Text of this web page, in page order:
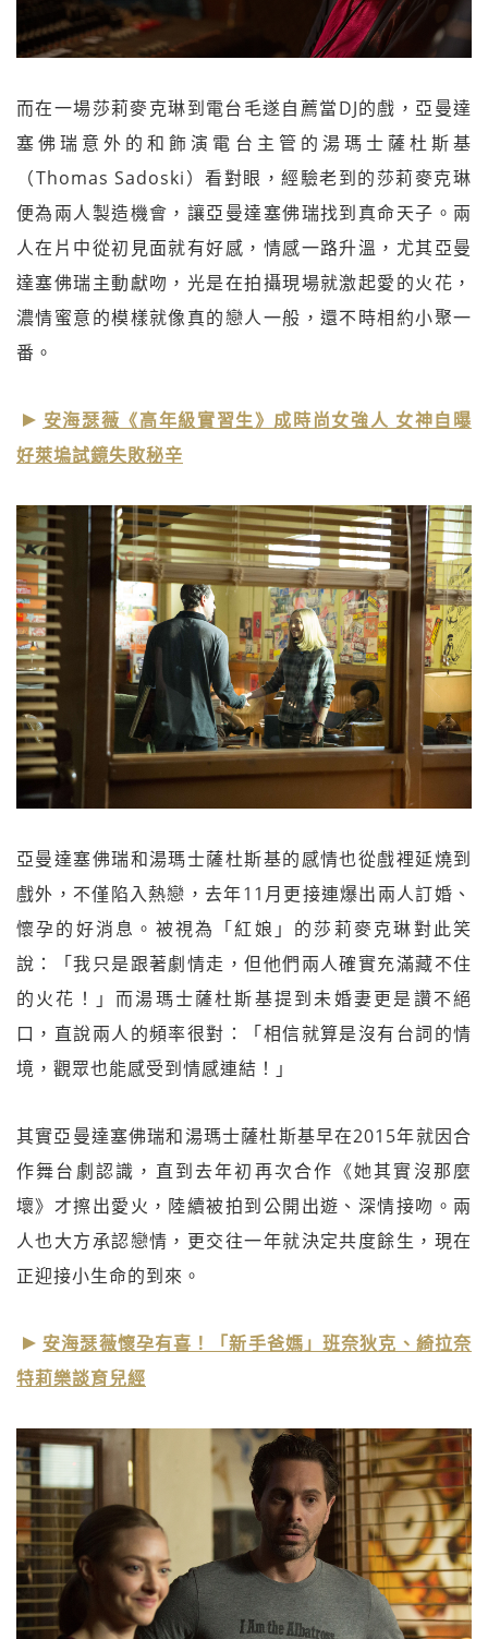
而在一場莎莉麥克琳到電台毛遂自薦當DJ的戲，亞曼達
塞佛瑞意外的和飾演電台主管的湯瑪士薩杜斯基
（Thomas Sadoski）看對眼，經驗老到的莎莉麥克琳
便為兩人製造機會，讓亞曼達塞佛瑞找到真命天子。兩
人在片中從初見面就有好感，情感一路升溫，尤其亞曼
達塞佛瑞主動獻吻，光是在拍攝現場就激起愛的火花，
濃情蜜意的模樣就像真的戀人一般，還不時相約小聚一
番。
安海瑟薇《高年級實習生》成時尚女強人 女神自曝
好萊塢試鏡失敗秘辛
亞曼達塞佛瑞和湯瑪士薩杜斯基的感情也從戲裡延燒到
戲外，不僅陷入熱戀，去年11月更接連爆出兩人訂婚、
懷孕的好消息。被視為「紅娘」的莎莉麥克琳對此笑
說：「我只是跟著劇情走，但他們兩人確實充滿藏不住
的火花！」而湯瑪士薩杜斯基提到未婚妻更是讚不絕
口，直說兩人的頻率很對：「相信就算是沒有台詞的情
境，觀眾也能感受到情感連結！」
其實亞曼達塞佛瑞和湯瑪士薩杜斯基早在2015年就因合
作舞台劇認識，直到去年初再次合作《她其實沒那麼
壞》才擦出愛火，陸續被拍到公開出遊、深情接吻。兩
人也大方承認戀情，更交往一年就決定共度餘生，現在
正迎接小生命的到來。
安海瑟薇懷孕有喜！「新手爸媽」班奈狄克、綺拉奈
特莉樂談育兒經